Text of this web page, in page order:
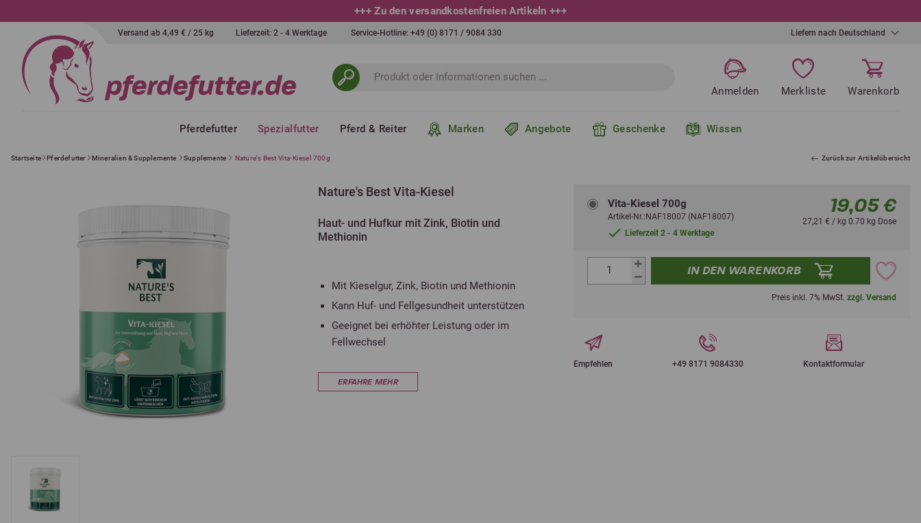
+++10 % bei Newsletteranmeldung+++
Versand ab 4,49 € / 25 kg Lieferzeit: 2 - 4 Werktage Service-Hotline: +49 (0) 8171 / 9084 330 Liefern nach Deutschland
Anmelden Merkliste Warenkorb
Pferdefutter Spezialfutter Pferd & Reiter Marken Angebote Geschenke Wissen
Startseite Pferdefutter Mineralien & Supplemente Supplemente Nature's Best Vita-Kiesel 700g Zurück zur Artikelübersicht
Nature's Best Vita-Kiesel
Haut- und Hufkur mit Zink, Biotin und
Methionin
Mit Kieselgur, Zink, Biotin und Methionin
Kann Huf- und Fellgesundheit unterstützen
Geeignet bei erhöhter Leistung oder im
Fellwechsel
ERFAHRE MEHR
Vita-Kiesel 700g
Artikel-Nr.:NAF18007 (NAF18007)
Lieferzeit 2 - 4 Werktage
19,05 €
27,21 € / kg 0.70 kg Dose
IN DEN WARENKORB
Preis inkl. 7% MwSt. zzgl. Versand
Empfehlen +49 8171 9084330 Kontaktformular